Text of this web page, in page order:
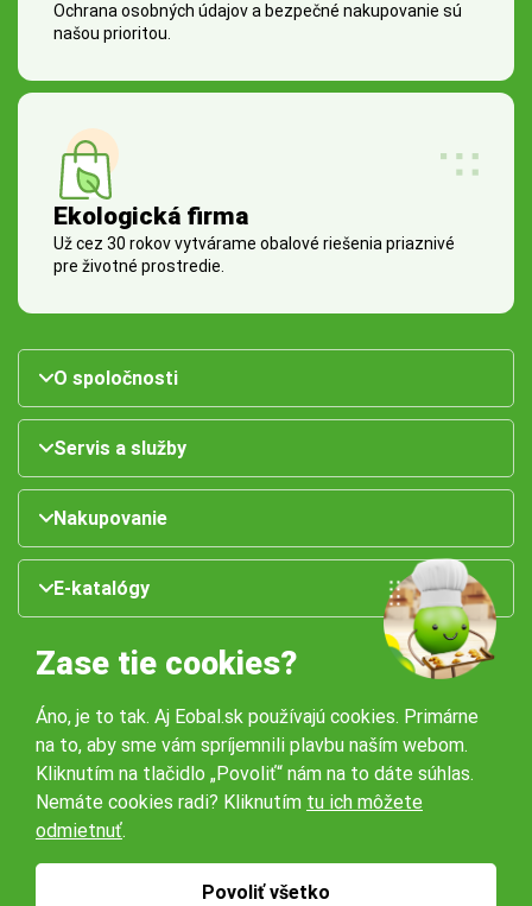
Ochrana osobných údajov a bezpečné nakupovanie sú
našou prioritou.
Ekologická firma
Už cez 30 rokov vytvárame obalové riešenia priaznivé
pre životné prostredie.
O spoločnosti
Servis a služby
Nakupovanie
E-katalógy
Naše pobočky:
Obchodné podmienky
Zase tie cookies?
Áno, je to tak. Aj Eobal.sk používajú cookies. Primárne
na to, aby sme vám spríjemnili plavbu naším webom.
Kliknutím na tlačidlo „Povoliť“ nám na to dáte súhlas.
Nemáte cookies radi? Kliknutím tu ich môžete
odmietnuť.
Povoliť všetko